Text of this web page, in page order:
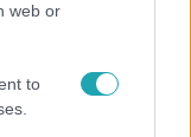
web or
to
ezt abba,